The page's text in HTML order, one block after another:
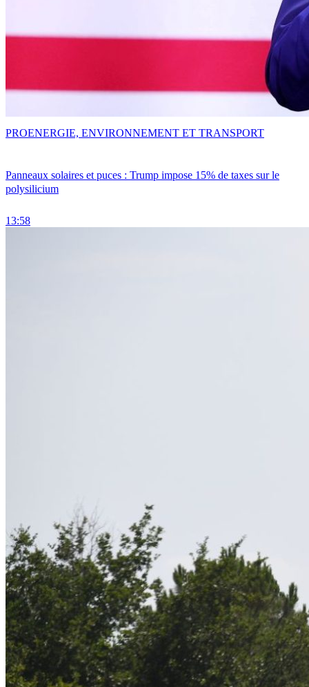
Panneaux solaires et puces : Trump impose 15% de taxes sur le
polysilicium
13:58
PROENERGIE, ENVIRONNEMENT ET TRANSPORT